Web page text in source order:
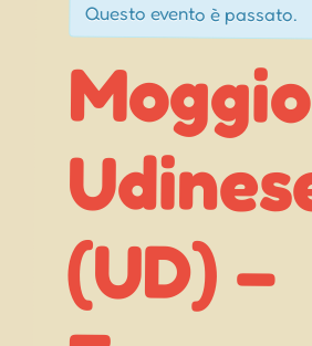
Questo evento è passato.
Moggio
Udinese
(UD) –
Ferragosto
Moggese /
Fieste dal